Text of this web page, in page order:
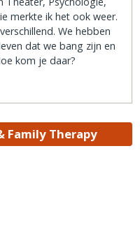
merkte ik het ook weer.
We hebben
dat we bang zijn en
kom je daar?
Family Therapy